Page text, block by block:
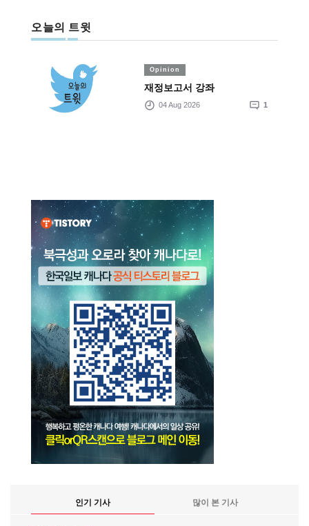
오늘의 트윗
Opinion
재정보고서 강좌
04 Aug 2026 1
인기 기사 많이 본 기사